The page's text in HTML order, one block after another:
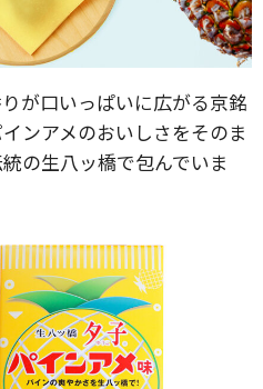
が口いっぱいに広がる京銘
ンアメのおいしさをそのま
の生八ッ橋で包んでいま